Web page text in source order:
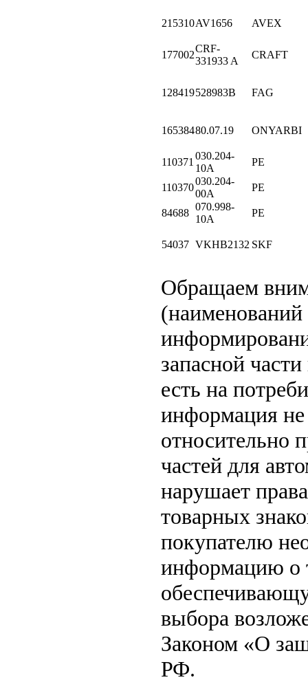
215310AV1656 AVEX
177002
CRF-
331933 A
CRAFT
128419528983B FAG
16538480.07.19 ONYARBI
110371
030.204-
10A
PE
110370
030.204-
00A
PE
84688
070.998-
10A
PE
54037 VKHB2132 SKF
Обращаем
(наименований
запасной
есть на
информация не
относительно
частей для
нарушает
товарных
покупателю
информацию о
выбора
Законом «О
РФ.